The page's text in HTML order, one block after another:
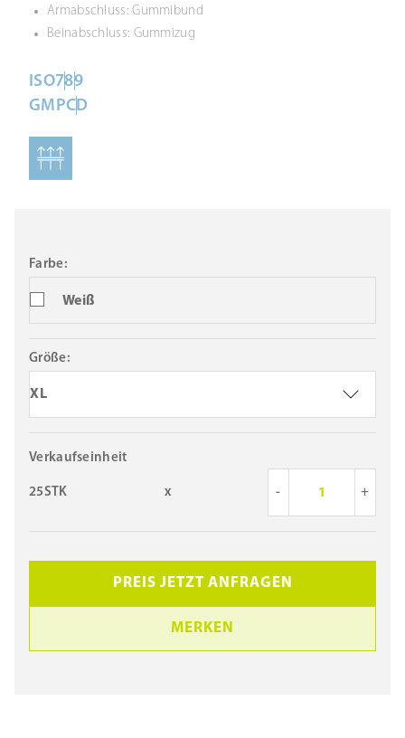
Armabschluss: Gummibund
Beinabschluss: Gummizug
ISO789
GMPCD
Weiß
Farbe:
XL
Größe:
Verkaufseinheit
25STK x - +
PREIS JETZT ANFRAGEN
MERKEN